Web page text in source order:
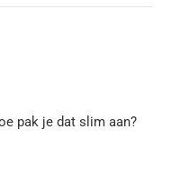
pak je dat slim aan?